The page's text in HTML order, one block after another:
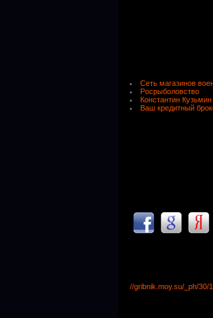
Сеть магазинов
Росрыболовство
Константин Кузьмин
Ваш кредитный
//gribnik.moy.su/_ph/30/